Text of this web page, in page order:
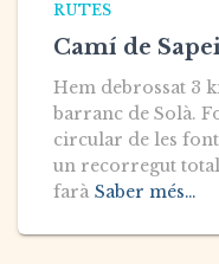
RUTES
Camí de
Hem debrossat 3
barranc de Solà.
circular de les
un recorregut
farà Saber més…